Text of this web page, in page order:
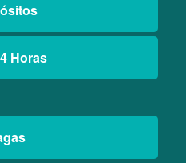
Horas